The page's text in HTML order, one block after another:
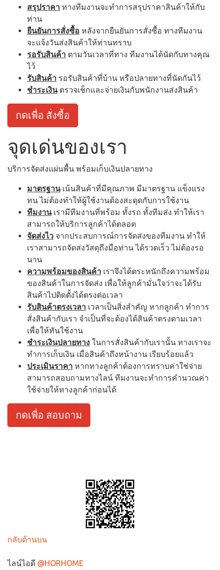
สรุปราคา ทางทีมงานจะทำการสรุปราคาสินค้าให้กับ
ท่าน
ยืนยันการสั่งซื้อ หลังจากยืนยันการสั่งซื้อ ทางทีมงาน
จะแจ้งวันส่งสินค้าให้ท่านทราบ
รอรับสินค้า ตามวันเวลาที่ทาง ทีมงานได้นัดกับทางคุณ
ไว้
รับสินค้า รอรับสินค้าที่บ้าน หรือปลายทางที่นัดกันไว้
ชำระเงินตรวจเช็กและจ่ายเงินกับพนักงานส่งสินค้า
กดเพื่อ สั่งซื้อ
จุดเด่นของเรา
บริการจัดส่งแผ่นพื้น พร้อมเก็บเงินปลายทาง
มาตรฐานเน้นสินค้าที่มีคุณภาพ มีมาตรฐาน แข็งแรง
ทน ไม่ต้องทำให้ผู้ใช้งานต้องสะดุดกับการใช้งาน
ทีมงานเรามีทีมงานที่พร้อม ทั้งรถ ทั้งทีมส่ง ทำให้เรา
สามารถให้บริการลูกค้าได้ตลอด
จัดส่งไว จากประสบการณ์การจัดส่งของทีมงาน ทำให้
เราสามารถจัดส่งวัสดุถึงมือท่าน ได้รวดเร็ว ไม่ต้องรอ
นาน
ความพร้อมของสินค้า เราจึงได้ตระหนักถึงความพร้อม
ของสินค้าในการจัดส่ง เพื่อให้ลูกค้ามั่นใจว่าจะได้รับ
สินค้าไปติดตั้งได้ตรงต่อเวลา
รับสินค้าตรงเวลา เวลาเป็นสิ่งสำคัญ หากลูกค้า ทำการ
สั่งสินค้ากับเรา จำเป็นที่จะต้องได้สินค้าตรงตามเวลา
เพื่อให้ทันใช้งาน
ชำระเงินปลายทาง ในการสั่งสินค้ากับเรานั้น ทางเราจะ
ทำการเก็บเงิน เมื่อสินค้าถึงหน้างาน เรียบร้อยแล้ว
ประเมินราคา หากทางลูกค้าต้องการทราบค่าใช่จ่าย
สามารถสอบถามทางไลน์ ทีมงานจะทำการคำนวณค่า
ใช้จ่ายให้ทางลูกค้าก่อนได้
กดเพื่อ สอบถาม
กลับด้านบน
ไลน์ไอดี @HORHOME